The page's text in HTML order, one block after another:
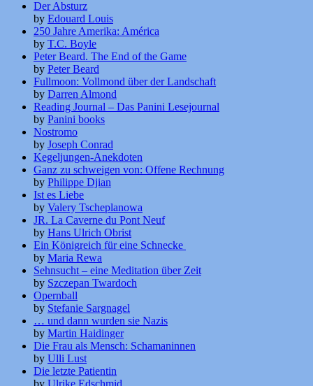
Der Absturz
by Edouard Louis
250 Jahre Amerika: América
by T.C. Boyle
Peter Beard. The End of the Game
by Peter Beard
Fullmoon: Vollmond über der Landschaft
by Darren Almond
Reading Journal – Das Panini Lesejournal
by Panini books
Nostromo
by Joseph Conrad
Kegeljungen-Anekdoten
Ganz zu schweigen von: Offene Rechnung
by Philippe Djian
Ist es Liebe
by Valery Tscheplanowa
JR. La Caverne du Pont Neuf
by Hans Ulrich Obrist
Ein Königreich für eine Schnecke
by Maria Rewa
Sehnsucht – eine Meditation über Zeit
by Szczepan Twardoch
Opernball
by Stefanie Sargnagel
… und dann wurden sie Nazis
by Martin Haidinger
Die Frau als Mensch: Schamaninnen
by Ulli Lust
Die letzte Patientin